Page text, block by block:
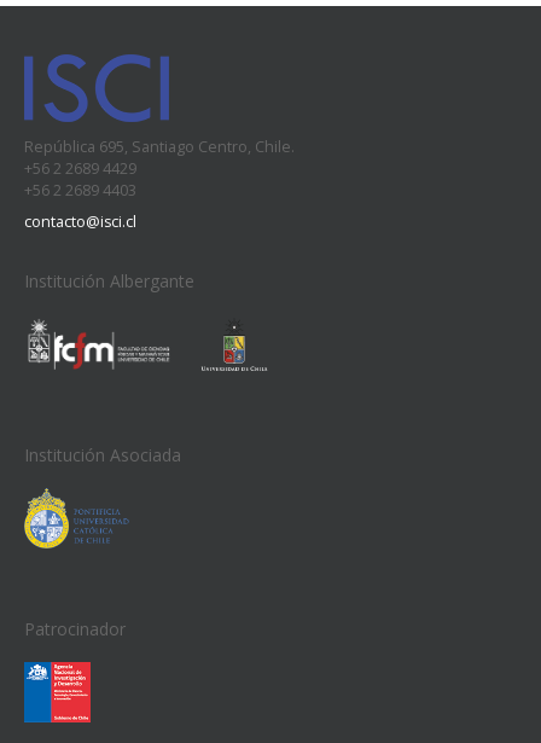
República 695, Santiago Centro, Chile.
+56 2 2689 4429
+56 2 2689 4403
contacto@isci.cl
Institución Albergante
Institución Asociada
Patrocinador